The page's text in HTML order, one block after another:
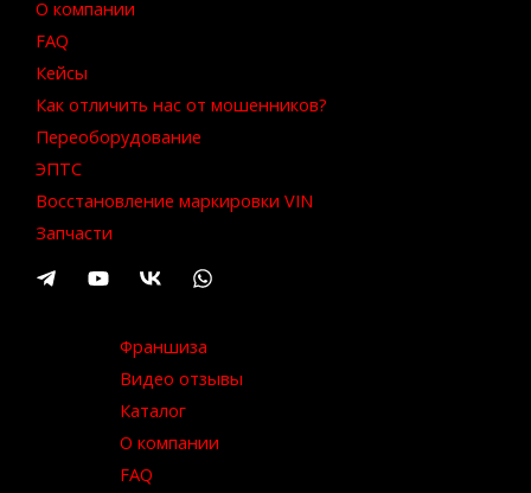
О компании
FAQ
Кейсы
Как отличить нас от мошенников?
Переоборудование
ЭПТС
Восстановление маркировки VIN
Запчасти
Франшиза
Видео отзывы
Каталог
О компании
FAQ